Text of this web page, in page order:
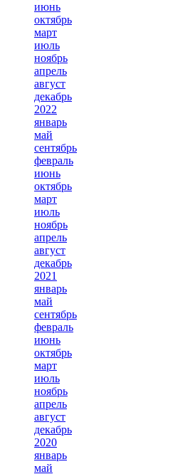
июнь
октябрь
март
июль
ноябрь
апрель
август
декабрь
2022
январь
май
сентябрь
февраль
июнь
октябрь
март
июль
ноябрь
апрель
август
декабрь
2021
январь
май
сентябрь
февраль
июнь
октябрь
март
июль
ноябрь
апрель
август
декабрь
2020
январь
май